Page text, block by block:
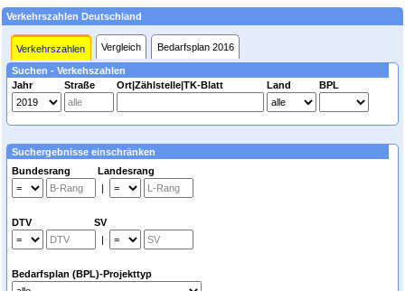
Verkehrszahlen Deutschland
Verkehrszahlen Vergleich Bedarfsplan 2016
Suchen - Verkehszahlen
Jahr
Straße Ort|Zählstelle|TK-Blatt Land BPL
Suchergebnisse einschränken
Bundesrang Landesrang
|
DTV SV
|
Bedarfsplan (BPL)-Projekttyp